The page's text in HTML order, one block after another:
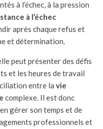
à l’échec, à la pression
à l’échec
après chaque refus et
et détermination.
peut présenter des défis
et les heures de travail
entre la vie
complexe. Il est donc
gérer son temps et de
professionnels et